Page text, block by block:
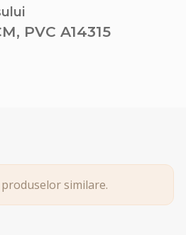
PVC A14315
similare.